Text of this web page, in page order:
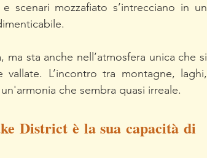
scenari mozzafiato s’intrecciano in un
sta anche nell’atmosfera unica che si
L’incontro tra montagne, laghi,
che sembra quasi irreale.
District è la sua capacità di